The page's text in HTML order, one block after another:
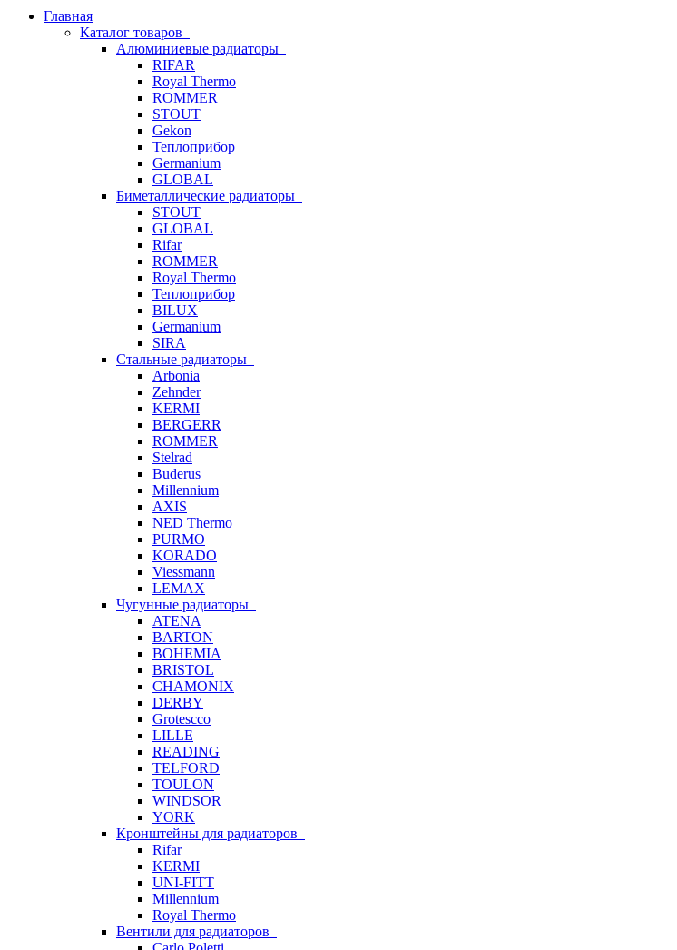
Главная
Каталог товаров
Алюминиевые радиаторы
RIFAR
Royal Thermo
ROMMER
STOUT
Gekon
Теплоприбор
Germanium
GLOBAL
Биметаллические радиаторы
STOUT
GLOBAL
Rifar
ROMMER
Royal Thermo
Теплоприбор
BILUX
Germanium
SIRA
Стальные радиаторы
Arbonia
Zehnder
KERMI
BERGERR
ROMMER
Stelrad
Buderus
Millennium
AXIS
NED Thermo
PURMO
KORADO
Viessmann
LEMAX
Чугунные радиаторы
ATENA
BARTON
BOHEMIA
BRISTOL
CHAMONIX
DERBY
Grotescco
LILLE
READING
TELFORD
TOULON
WINDSOR
YORK
Кронштейны для радиаторов
Rifar
KERMI
UNI-FITT
Millennium
Royal Thermo
Вентили для радиаторов